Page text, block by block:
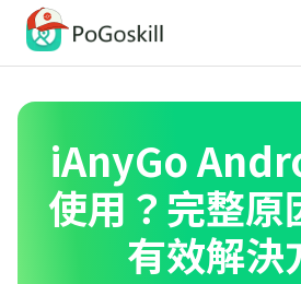
iAnyGo
使用？完整原
有效解決